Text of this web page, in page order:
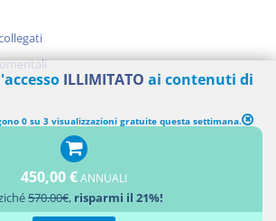
D'IMPOSTA PER LE IMPRESE
ILLIMITATO ai contenuti di
0 su 3 visualizzazioni gratuite questa settimana.
450,00 €ANNUALI
570.00€, risparmi il 21%!